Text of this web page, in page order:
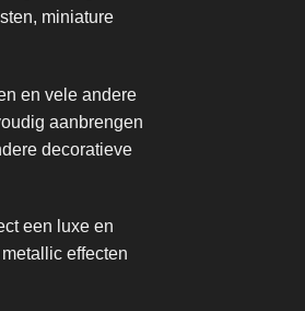
miniature
en vele andere
aanbrengen
decoratieve
een luxe en
effecten